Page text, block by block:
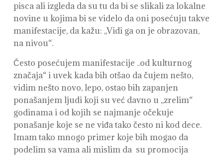
pisca ali izgleda da su tu da bi se slikali za lokalne
novine u kojima bi se videlo da oni posećuju takve
manifestacije, da kažu: ,,Vidi ga on je obrazovan,
na nivou“.
Često posećujem manifestacije ..od kulturnog
značaja“ i uvek kada bih otšao da čujem nešto,
vidim nešto novo, lepo, ostao bih zapanjen
ponašanjem ljudi koji su već davno u ,,zrelim“
godinama i od kojih se najmanje očekuje
ponašanje koje se ne viđa tako često ni kod dece.
Imam tako mnogo primer koje bih mogao da
podelim sa vama ali mislim da su promocija